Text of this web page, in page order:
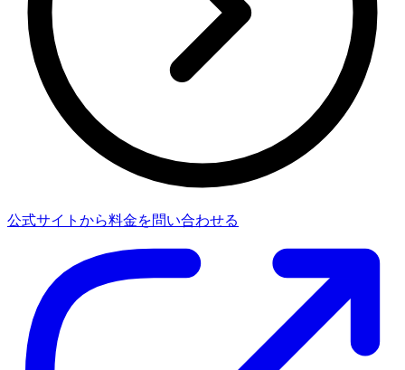
公式サイトから料金を問い合わせる